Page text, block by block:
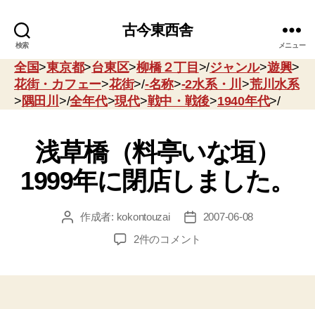
検索
古今東西舎
メニュー
全国>東京都>台東区>柳橋２丁目 >/ジャンル>遊興>
花街・カフェー>花街>/-名称>-2水系・川>荒川水系
> 隅田川 >/全年代>現代>戦中・戦後>1940年代>/
浅草橋（料亭いな垣）
1999年に閉店しました。
投 作成者: kokontouzai
投
稿
日
2007-06-08
浅
2件のコメント